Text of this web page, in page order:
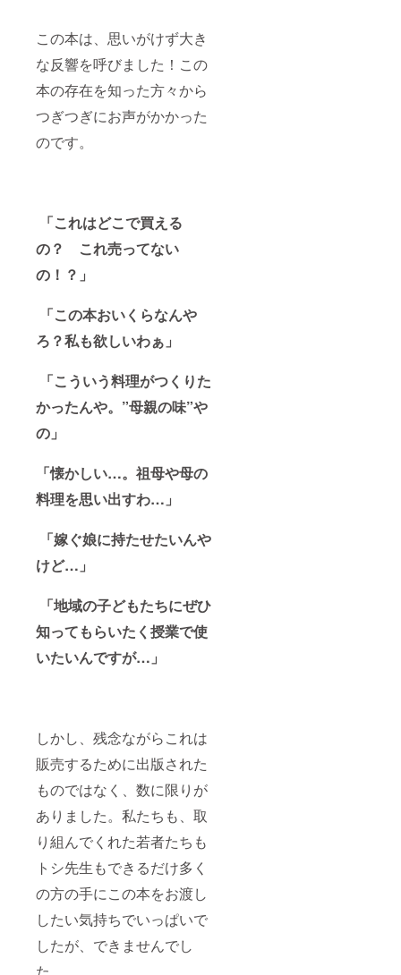
この本は、思いがけず大き
な反響を呼びました！この
本の存在を知った方々から
つぎつぎにお声がかかった
のです。
「これはどこで買える
の？ これ売ってない
の！？」
「この本おいくらなんや
ろ？私も欲しいわぁ」
「こういう料理がつくりた
かったんや。”母親の味”や
の」
「懐かしい…。祖母や母の
料理を思い出すわ…」
「嫁ぐ娘に持たせたいんや
けど…」
「地域の子どもたちにぜひ
知ってもらいたく授業で使
いたいんですが…」
しかし、残念ながらこれは
販売するために出版された
ものではなく、数に限りが
ありました。私たちも、取
り組んでくれた若者たちも
トシ先生もできるだけ多く
の方の手にこの本をお渡し
したい気持ちでいっぱいで
したが、できませんでし